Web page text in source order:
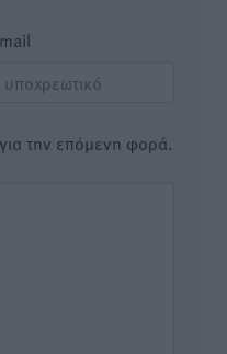
την επόμενη φορά.